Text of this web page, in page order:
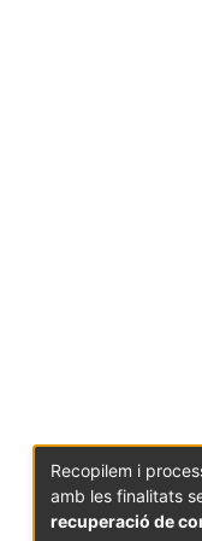
Recopilem i
amb les finalitats
recuperació de